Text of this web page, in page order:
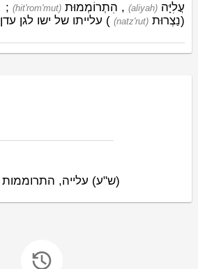
(aliyah) עֲלִיָּה ,
(hit'rom'mut) הִתְרוֹמְמוּת
;
(
(natz'rut) נַצְרוּת ) עלייתו של ישו לגן עדן
(ש"ע) עלייה, התרוממות